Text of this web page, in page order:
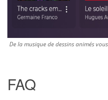
De la musique de dessins animés
FAQ